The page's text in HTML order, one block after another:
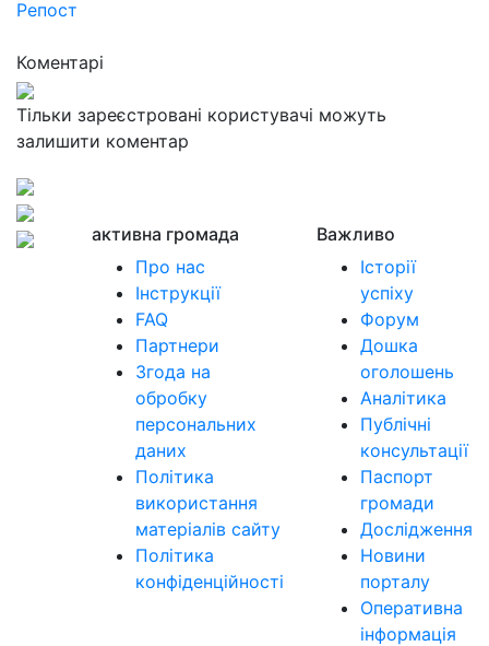
Репост
Коментарі
Тільки зареєстровані користувачі можуть
залишити коментар
активна громада
Про нас
Інструкції
FAQ
Партнери
Згода на
обробку
персональних
даних
Політика
використання
матеріалів сайту
Політика
конфіденційності
Важливо
Історії
успіху
Форум
Дошка
оголошень
Аналітика
Публічні
консультації
Паспорт
громади
Дослідження
Новини
порталу
Оперативна
інформація